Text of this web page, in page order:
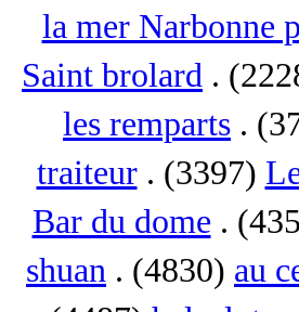
la mer Narbonne
Saint brolard .
les remparts .
traiteur. (3397)
Bar du dome .
shuan . (4830) au